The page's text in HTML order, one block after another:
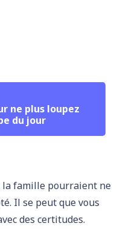
ne plus loupez
du jour
la famille pourraient ne
Il se peut que vous
des certitudes.